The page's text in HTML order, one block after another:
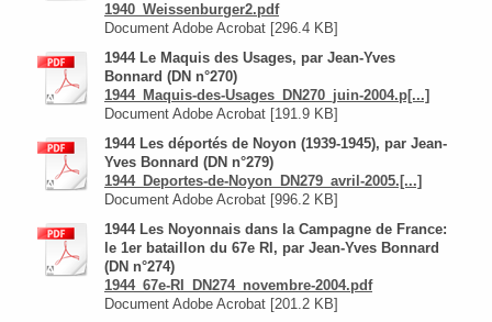
1940_Weissenburger2.pdf
Document Adobe Acrobat [296.4 KB]
1944 Le Maquis des Usages, par Jean-Yves
Bonnard (DN n°270)
1944_Maquis-des-Usages_DN270_juin-2004.p[...]
Document Adobe Acrobat [191.9 KB]
1944 Les déportés de Noyon (1939-1945), par Jean-
Yves Bonnard (DN n°279)
1944_Deportes-de-Noyon_DN279_avril-2005.[...]
Document Adobe Acrobat [996.2 KB]
1944 Les Noyonnais dans la Campagne de France:
le 1er bataillon du 67e RI, par Jean-Yves Bonnard
(DN n°274)
1944_67e-RI_DN274_novembre-2004.pdf
Document Adobe Acrobat [201.2 KB]